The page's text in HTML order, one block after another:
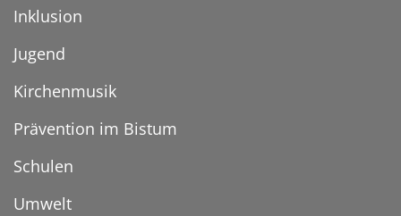
Inklusion
Jugend
Kirchenmusik
Prävention im Bistum
Schulen
Umwelt